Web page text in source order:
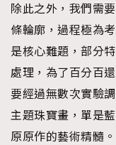
除此之外，我們需
條輪廓，過程極為
是核心難題，部分
處理，為了百分百
要經過無數次實驗
主題珠寶畫，單是
原原作的藝術精髓。